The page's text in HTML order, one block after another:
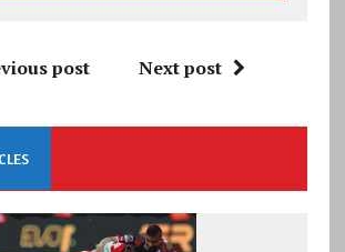
post Next post